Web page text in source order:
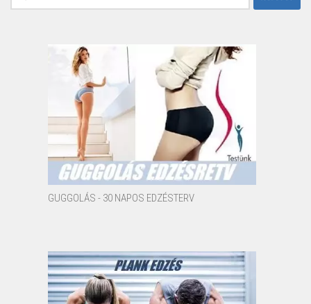
GUGGOLÁS - 30 NAPOS EDZÉSTERV